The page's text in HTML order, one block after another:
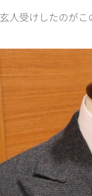
人受けしたのがこ